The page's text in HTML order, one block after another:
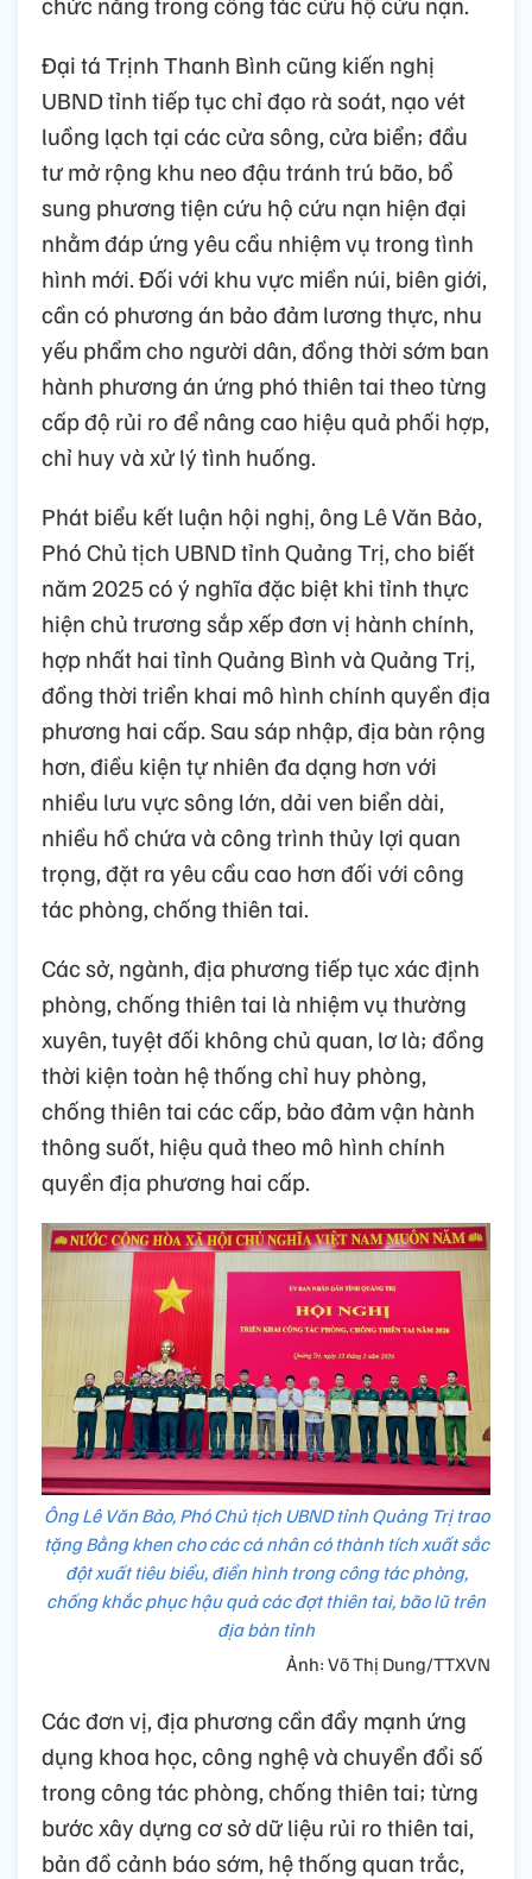
Đại tá Trịnh Thanh Bình cũng kiến nghị
UBND tỉnh tiếp tục chỉ đạo rà soát, nạo vét
luồng lạch tại các cửa sông, cửa biển; đầu
tư mở rộng khu neo đậu tránh trú bão, bổ
sung phương tiện cứu hộ cứu nạn hiện đại
nhằm đáp ứng yêu cầu nhiệm vụ trong tình
hình mới. Đối với khu vực miền núi, biên giới,
cần có phương án bảo đảm lương thực, nhu
yếu phẩm cho người dân, đồng thời sớm ban
hành phương án ứng phó thiên tai theo từng
cấp độ rủi ro để nâng cao hiệu quả phối hợp,
chỉ huy và xử lý tình huống.
Phát biểu kết luận hội nghị, ông Lê Văn Bảo,
Phó Chủ tịch UBND tỉnh Quảng Trị, cho biết
năm 2025 có ý nghĩa đặc biệt khi tỉnh thực
hiện chủ trương sắp xếp đơn vị hành chính,
hợp nhất hai tỉnh Quảng Bình và Quảng Trị,
đồng thời triển khai mô hình chính quyền địa
phương hai cấp. Sau sáp nhập, địa bàn rộng
hơn, điều kiện tự nhiên đa dạng hơn với
nhiều lưu vực sông lớn, dải ven biển dài,
nhiều hồ chứa và công trình thủy lợi quan
trọng, đặt ra yêu cầu cao hơn đối với công
tác phòng, chống thiên tai.
Các sở, ngành, địa phương tiếp tục xác định
phòng, chống thiên tai là nhiệm vụ thường
xuyên, tuyệt đối không chủ quan, lơ là; đồng
thời kiện toàn hệ thống chỉ huy phòng,
chống thiên tai các cấp, bảo đảm vận hành
thông suốt, hiệu quả theo mô hình chính
quyền địa phương hai cấp.
Ông Lê Văn Bảo, Phó Chủ tịch UBND tỉnh Quảng Trị trao
tặng Bằng khen cho các cá nhân có thành tích xuất sắc
đột xuất tiêu biểu, điển hình trong công tác phòng,
chống khắc phục hậu quả các đợt thiên tai, bão lũ trên
địa bàn tỉnh
Ảnh: Võ Thị Dung/TTXVN
Các đơn vị, địa phương cần đẩy mạnh ứng
dụng khoa học, công nghệ và chuyển đổi số
trong công tác phòng, chống thiên tai; từng
bước xây dựng cơ sở dữ liệu rủi ro thiên tai,
bản đồ cảnh báo sớm, hệ thống quan trắc,